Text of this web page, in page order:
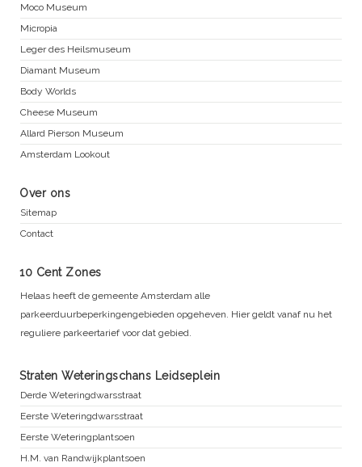
Moco Museum
Micropia
Leger des Heilsmuseum
Diamant Museum
Body Worlds
Cheese Museum
Allard Pierson Museum
Amsterdam Lookout
Over ons
Sitemap
Contact
10 Cent Zones
Helaas heeft de gemeente Amsterdam alle
parkeerduurbeperkingengebieden opgeheven. Hier geldt vanaf nu het
reguliere parkeertarief voor dat gebied.
Straten Weteringschans Leidseplein
Derde Weteringdwarsstraat
Eerste Weteringdwarsstraat
Eerste Weteringplantsoen
H.M. van Randwijkplantsoen